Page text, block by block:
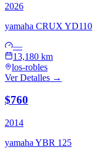
2026
yamaha CRUX YD110
—
13,180 km
los-robles
Ver Detalles →
$760
2014
yamaha YBR 125